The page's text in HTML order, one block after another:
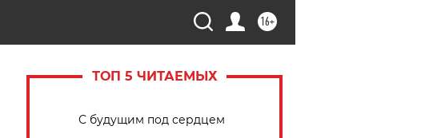
16+
ТОП 5 ЧИТАЕМЫХ
С будущим под сердцем